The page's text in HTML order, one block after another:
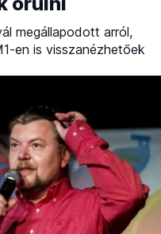
megállapodott arról,
en is visszanézhetőek